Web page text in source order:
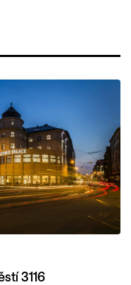
3116